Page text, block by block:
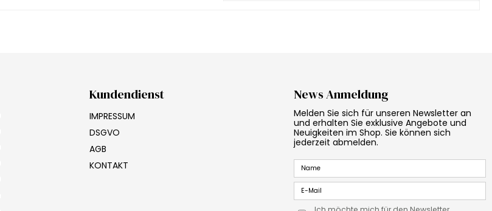
Kundendienst
IMPRESSUM
DSGVO
AGB
KONTAKT
News Anmeldung
Melden Sie sich für unseren Newsletter an
und erhalten Sie exklusive Angebote und
Neuigkeiten im Shop. Sie können sich
jederzeit abmelden.